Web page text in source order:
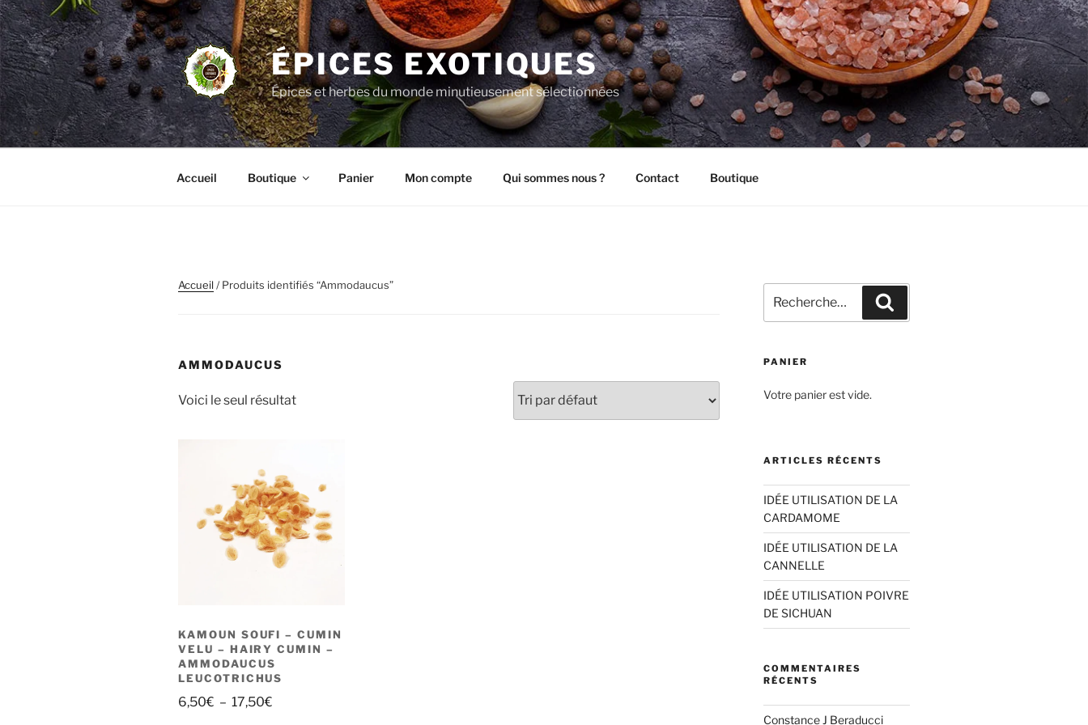
Aller
au
contenu
principal
ÉPICES EXOTIQUES
Épices et herbes du monde minutieusement sélectionnées
Accueil Boutique Panier Mon compte Qui sommes nous ? Contact Boutique
Accueil/ Produits identifiés “Ammodaucus”
AMMODAUCUS
Voici le seul résultat
KAMOUN SOUFI – CUMIN
VELU – HAIRY CUMIN –
AMMODAUCUS
LEUCOTRICHUS
6,50€ – 17,50€
pour
:
PANIER
Votre panier est vide.
ARTICLES RÉCENTS
IDÉE UTILISATION DE LA
CARDAMOME
IDÉE UTILISATION DE LA
CANNELLE
IDÉE UTILISATION POIVRE
DE SICHUAN
COMMENTAIRES
RÉCENTS
Constance J Beraducci